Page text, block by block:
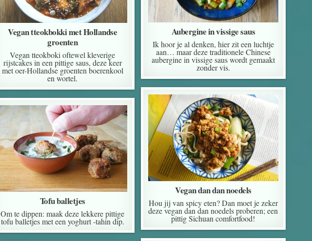
Vegan tteokbokki met Hollandse
groenten
Vegan tteokboki oftewel kleverige
rijstcakes in een pittige saus, deze keer
met oer-Hollandse groenten boerenkool
en wortel.
Aubergine in vissige saus
Ik hoor je al denken, hier zit een luchtje
aan… maar deze traditionele Chinese
aubergine in vissige saus wordt gemaakt
zonder vis.
Vegan dan dan noedels
Hou jij van spicy eten? Dan moet je zeker
deze vegan dan dan noedels proberen; een
pittig Sichuan comfortfood!
Tofu balletjes
Om te dippen: maak deze lekkere pittige
tofu balletjes met een yoghurt -tahin dip.